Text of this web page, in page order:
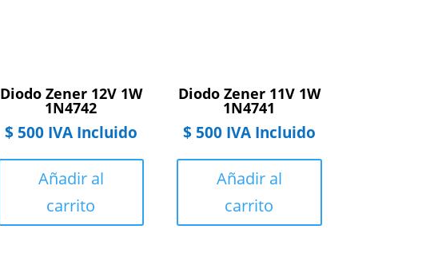
Diodo Zener 12V 1W
1N4742
$500 IVA Incluido
Añadir al
carrito
Diodo Zener 11V 1W
1N4741
$500 IVA Incluido
Añadir al
carrito